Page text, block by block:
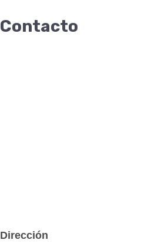
Contacto
Dirección